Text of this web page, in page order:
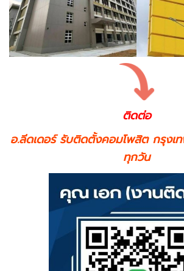
ติดต่อ
อ.ลีดเดอร์ รับติดตั้งคอมโพสิต กรุงเ
ทุกวัน